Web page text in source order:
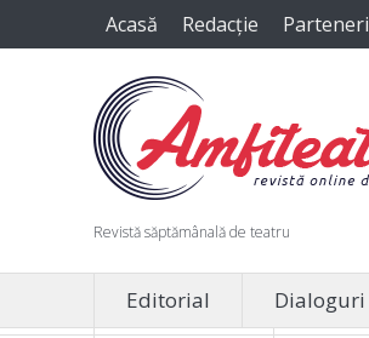
Acasă Redacție Parteneri
Revistă săptămânală de teatru
Editorial Dialoguri